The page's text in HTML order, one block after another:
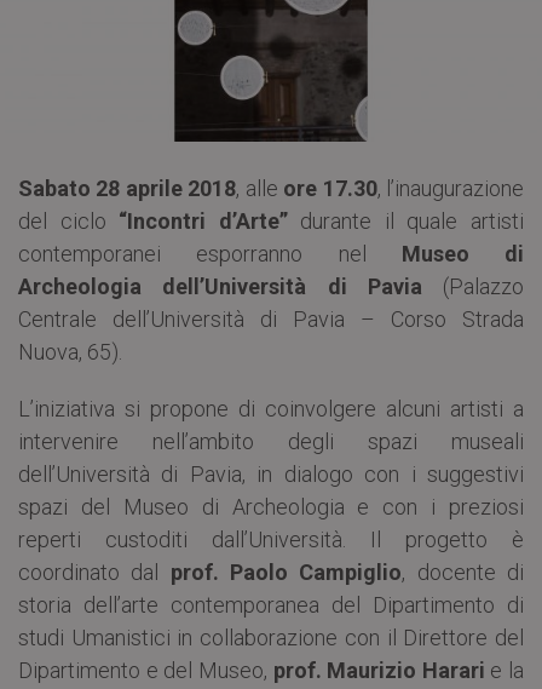
Sabato 28 aprile 2018, alle ore 17.30, l’inaugurazione
del ciclo “Incontri d’Arte”durante il quale artisti
contemporanei esporranno nel Museo di
Archeologia dell’Università di Pavia (Palazzo
Centrale dell’Università di Pavia – Corso Strada
Nuova, 65).
L’iniziativa si propone di coinvolgere alcuni artisti a
intervenire nell’ambito degli spazi museali
dell’Università di Pavia, in dialogo con i suggestivi
spazi del Museo di Archeologia e con i preziosi
reperti custoditi dall’Università. Il progetto è
coordinato dal prof. Paolo Campiglio, docente di
storia dell’arte contemporanea del Dipartimento di
studi Umanistici in collaborazione con il Direttore del
Dipartimento e del Museo, prof. Maurizio Harari e la